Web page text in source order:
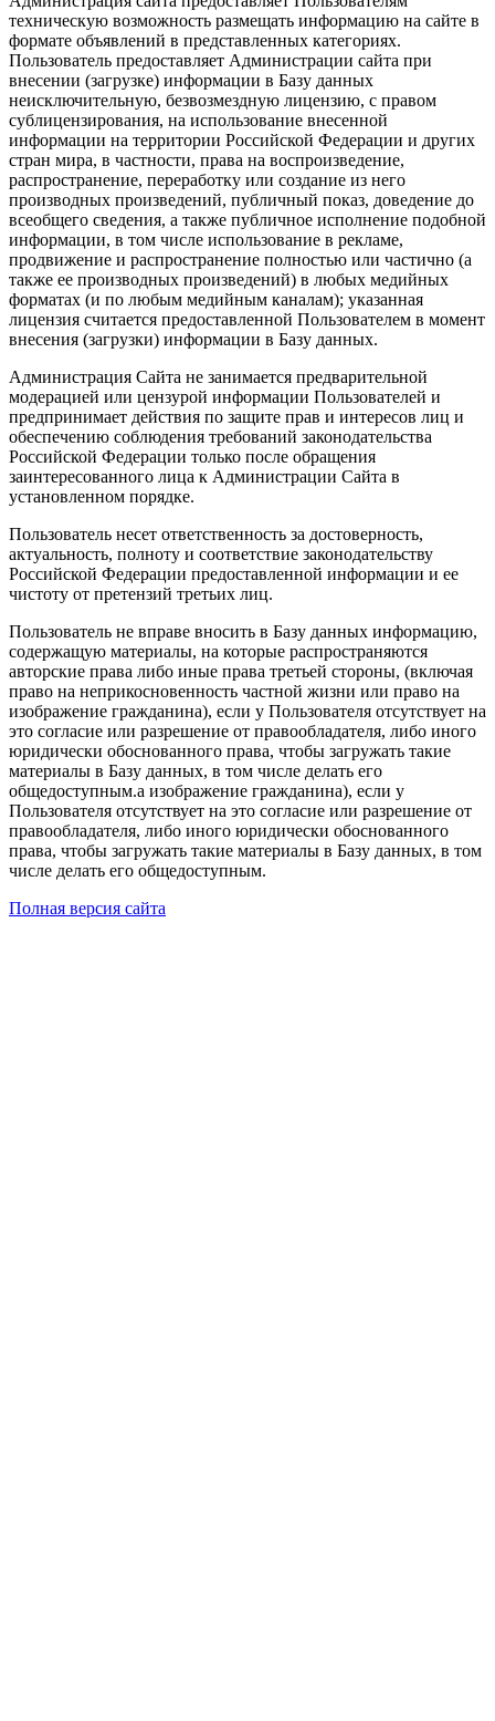
техническую возможность размещать информацию на сайте в
формате объявлений в представленных категориях.
Пользователь предоставляет Администрации сайта при
внесении (загрузке) информации в Базу данных
неисключительную, безвозмездную лицензию, с правом
сублицензирования, на использование внесенной
информации на территории Российской Федерации и других
стран мира, в частности, права на воспроизведение,
распространение, переработку или создание из него
производных произведений, публичный показ, доведение до
всеобщего сведения, а также публичное исполнение подобной
информации, в том числе использование в рекламе,
продвижение и распространение полностью или частично (а
также ее производных произведений) в любых медийных
форматах (и по любым медийным каналам); указанная
лицензия считается предоставленной Пользователем в момент
внесения (загрузки) информации в Базу данных.
Администрация Сайта не занимается предварительной
модерацией или цензурой информации Пользователей и
предпринимает действия по защите прав и интересов лиц и
обеспечению соблюдения требований законодательства
Российской Федерации только после обращения
заинтересованного лица к Администрации Сайта в
установленном порядке.
Пользователь несет ответственность за достоверность,
актуальность, полноту и соответствие законодательству
Российской Федерации предоставленной информации и ее
чистоту от претензий третьих лиц.
Пользователь не вправе вносить в Базу данных информацию,
содержащую материалы, на которые распространяются
авторские права либо иные права третьей стороны, (включая
право на неприкосновенность частной жизни или право на
изображение гражданина), если у Пользователя отсутствует на
это согласие или разрешение от правообладателя, либо иного
юридически обоснованного права, чтобы загружать такие
материалы в Базу данных, в том числе делать его
общедоступным.а изображение гражданина), если у
Пользователя отсутствует на это согласие или разрешение от
правообладателя, либо иного юридически обоснованного
права, чтобы загружать такие материалы в Базу данных, в том
числе делать его общедоступным.
Полная версия сайта